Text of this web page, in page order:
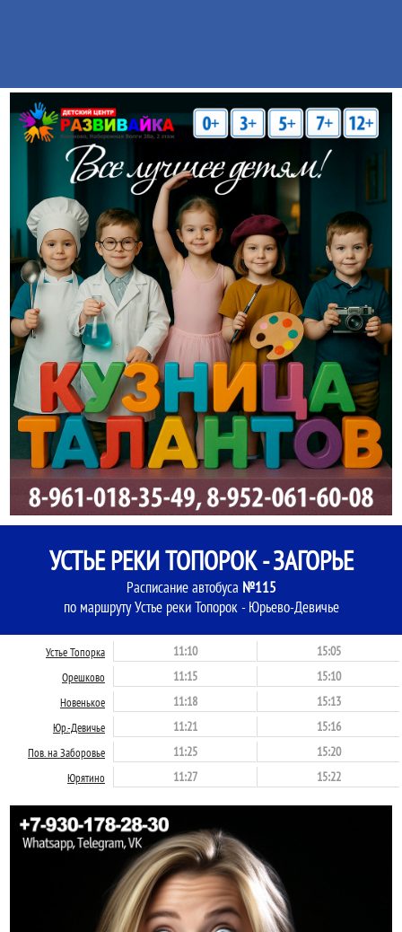
УСТЬЕ РЕКИ ТОПОРОК - ЗАГОРЬЕ
Расписание автобуса №115
по маршруту Устье реки Топорок - Юрьево-Девичье
Устье Топорка 11:10 15:05
Орешково 11:15 15:10
Новенькое 11:18 15:13
Юр.-Девичье 11:21 15:16
Пов. на Заборовье 11:25 15:20
Юрятино 11:27 15:22